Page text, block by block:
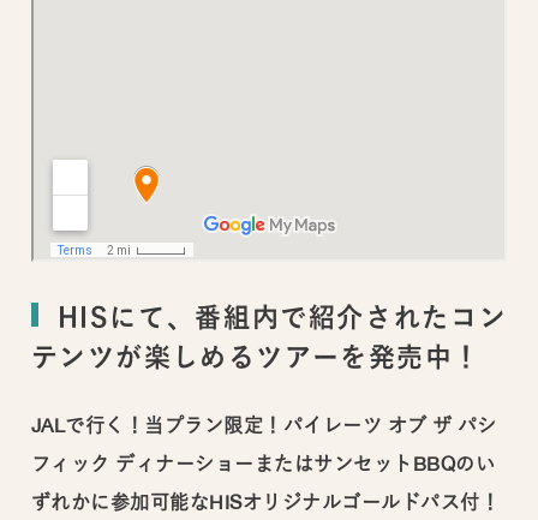
HISにて、番組内で紹介されたコン
テンツが楽しめるツアーを発売中！
JALで行く！当プラン限定！パイレーツ オブ ザ パシ
フィック ディナーショーまたはサンセットBBQのい
ずれかに参加可能なHISオリジナルゴールドパス付！